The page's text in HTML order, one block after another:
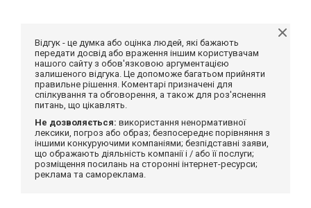
Відгук - це думка або оцінка людей, які бажають
передати досвід або враження іншим користувачам
нашого сайту з обов'язковою аргументацією
залишеного відгука. Це допоможе багатьом прийняти
правильне рішення. Коментарі призначені для
спілкування та обговорення, а також для роз'яснення
питань, що цікавлять.
Не дозволяється: використання ненормативної
лексики, погроз або образ; безпосереднє порівняння з
іншими конкуруючими компаніями; безпідставні заяви,
що ображають діяльність компанії і / або її послуги;
розміщення посилань на сторонні інтернет-ресурси;
реклама та самореклама.